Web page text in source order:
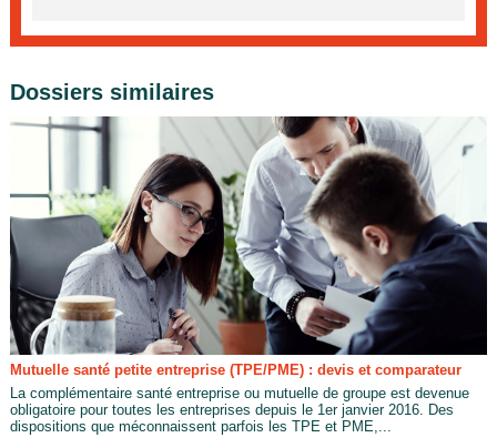
Dossiers similaires
Mutuelle santé petite entreprise (TPE/PME) : devis et comparateur
La complémentaire santé entreprise ou mutuelle de groupe est devenue
obligatoire pour toutes les entreprises depuis le 1er janvier 2016. Des
dispositions que méconnaissent parfois les TPE et PME,...